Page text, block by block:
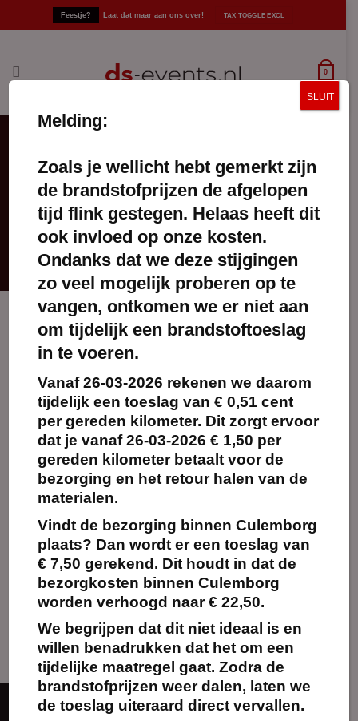
Feestje? Laat dat maar aan ons over!
0
vaatwassen
FILTERS TOEPASSEN
Maak
favoriet!
Vaatwasmachine
voorlader
Vanaf:€95.00excl.
BTW
Kies
huurperiode
Maak
favoriet!
Vaatwasser
afvoertafel
Vanaf:€275.00 excl.
BTW
Kies
huurperiode
Over ons
Melding:
Zoals je wellicht hebt gemerkt zijn
de brandstofprijzen de afgelopen
tijd flink gestegen. Helaas heeft dit
ook invloed op onze kosten.
Ondanks dat we deze stijgingen
zo veel mogelijk proberen op te
vangen, ontkomen we er niet aan
om tijdelijk een brandstoftoeslag
in te voeren.
Vanaf26-03-2026 rekenen we daarom
tijdelijk een toeslag van € 0,51 cent
per gereden kilometer. Dit zorgt ervoor
dat je vanaf 26-03-2026 € 1,50 per
gereden kilometer betaalt voor de
bezorging en het retour halen van de
materialen.
Vindt de bezorging binnen Culemborg
plaats? Dan wordt er een toeslag van
€ 7,50 gerekend. Dit houdt in dat de
bezorgkosten binnen Culemborg
worden verhoogd naar € 22,50.
We begrijpen dat dit niet ideaal is en
willen benadrukken dat het om een
tijdelijke maatregel gaat. Zodra de
brandstofprijzen weer dalen, laten we
de toeslag uiteraard direct vervallen.
SLUIT